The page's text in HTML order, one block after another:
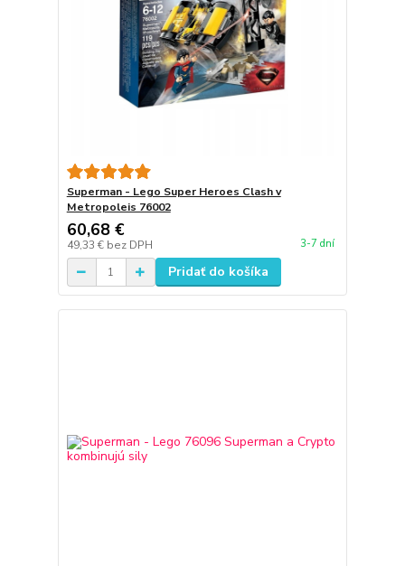
Superman - Lego Super Heroes Clash v
Metropoleis 76002
60,68 €
49,33 € bez DPH 3-7 dní
Pridať do košíka